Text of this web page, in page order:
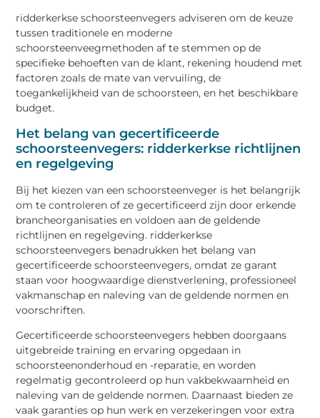
ridderkerkse schoorsteenvegers adviseren om de keuze
tussen traditionele en moderne
schoorsteenveegmethoden af te stemmen op de
specifieke behoeften van de klant, rekening houdend met
factoren zoals de mate van vervuiling, de
toegankelijkheid van de schoorsteen, en het beschikbare
budget.
Het belang van gecertificeerde
schoorsteenvegers: ridderkerkse richtlijnen
en regelgeving
Bij het kiezen van een schoorsteenveger is het belangrijk
om te controleren of ze gecertificeerd zijn door erkende
brancheorganisaties en voldoen aan de geldende
richtlijnen en regelgeving. ridderkerkse
schoorsteenvegers benadrukken het belang van
gecertificeerde schoorsteenvegers, omdat ze garant
staan voor hoogwaardige dienstverlening, professioneel
vakmanschap en naleving van de geldende normen en
voorschriften.
Gecertificeerde schoorsteenvegers hebben doorgaans
uitgebreide training en ervaring opgedaan in
schoorsteenonderhoud en -reparatie, en worden
regelmatig gecontroleerd op hun vakbekwaamheid en
naleving van de geldende normen. Daarnaast bieden ze
vaak garanties op hun werk en verzekeringen voor extra